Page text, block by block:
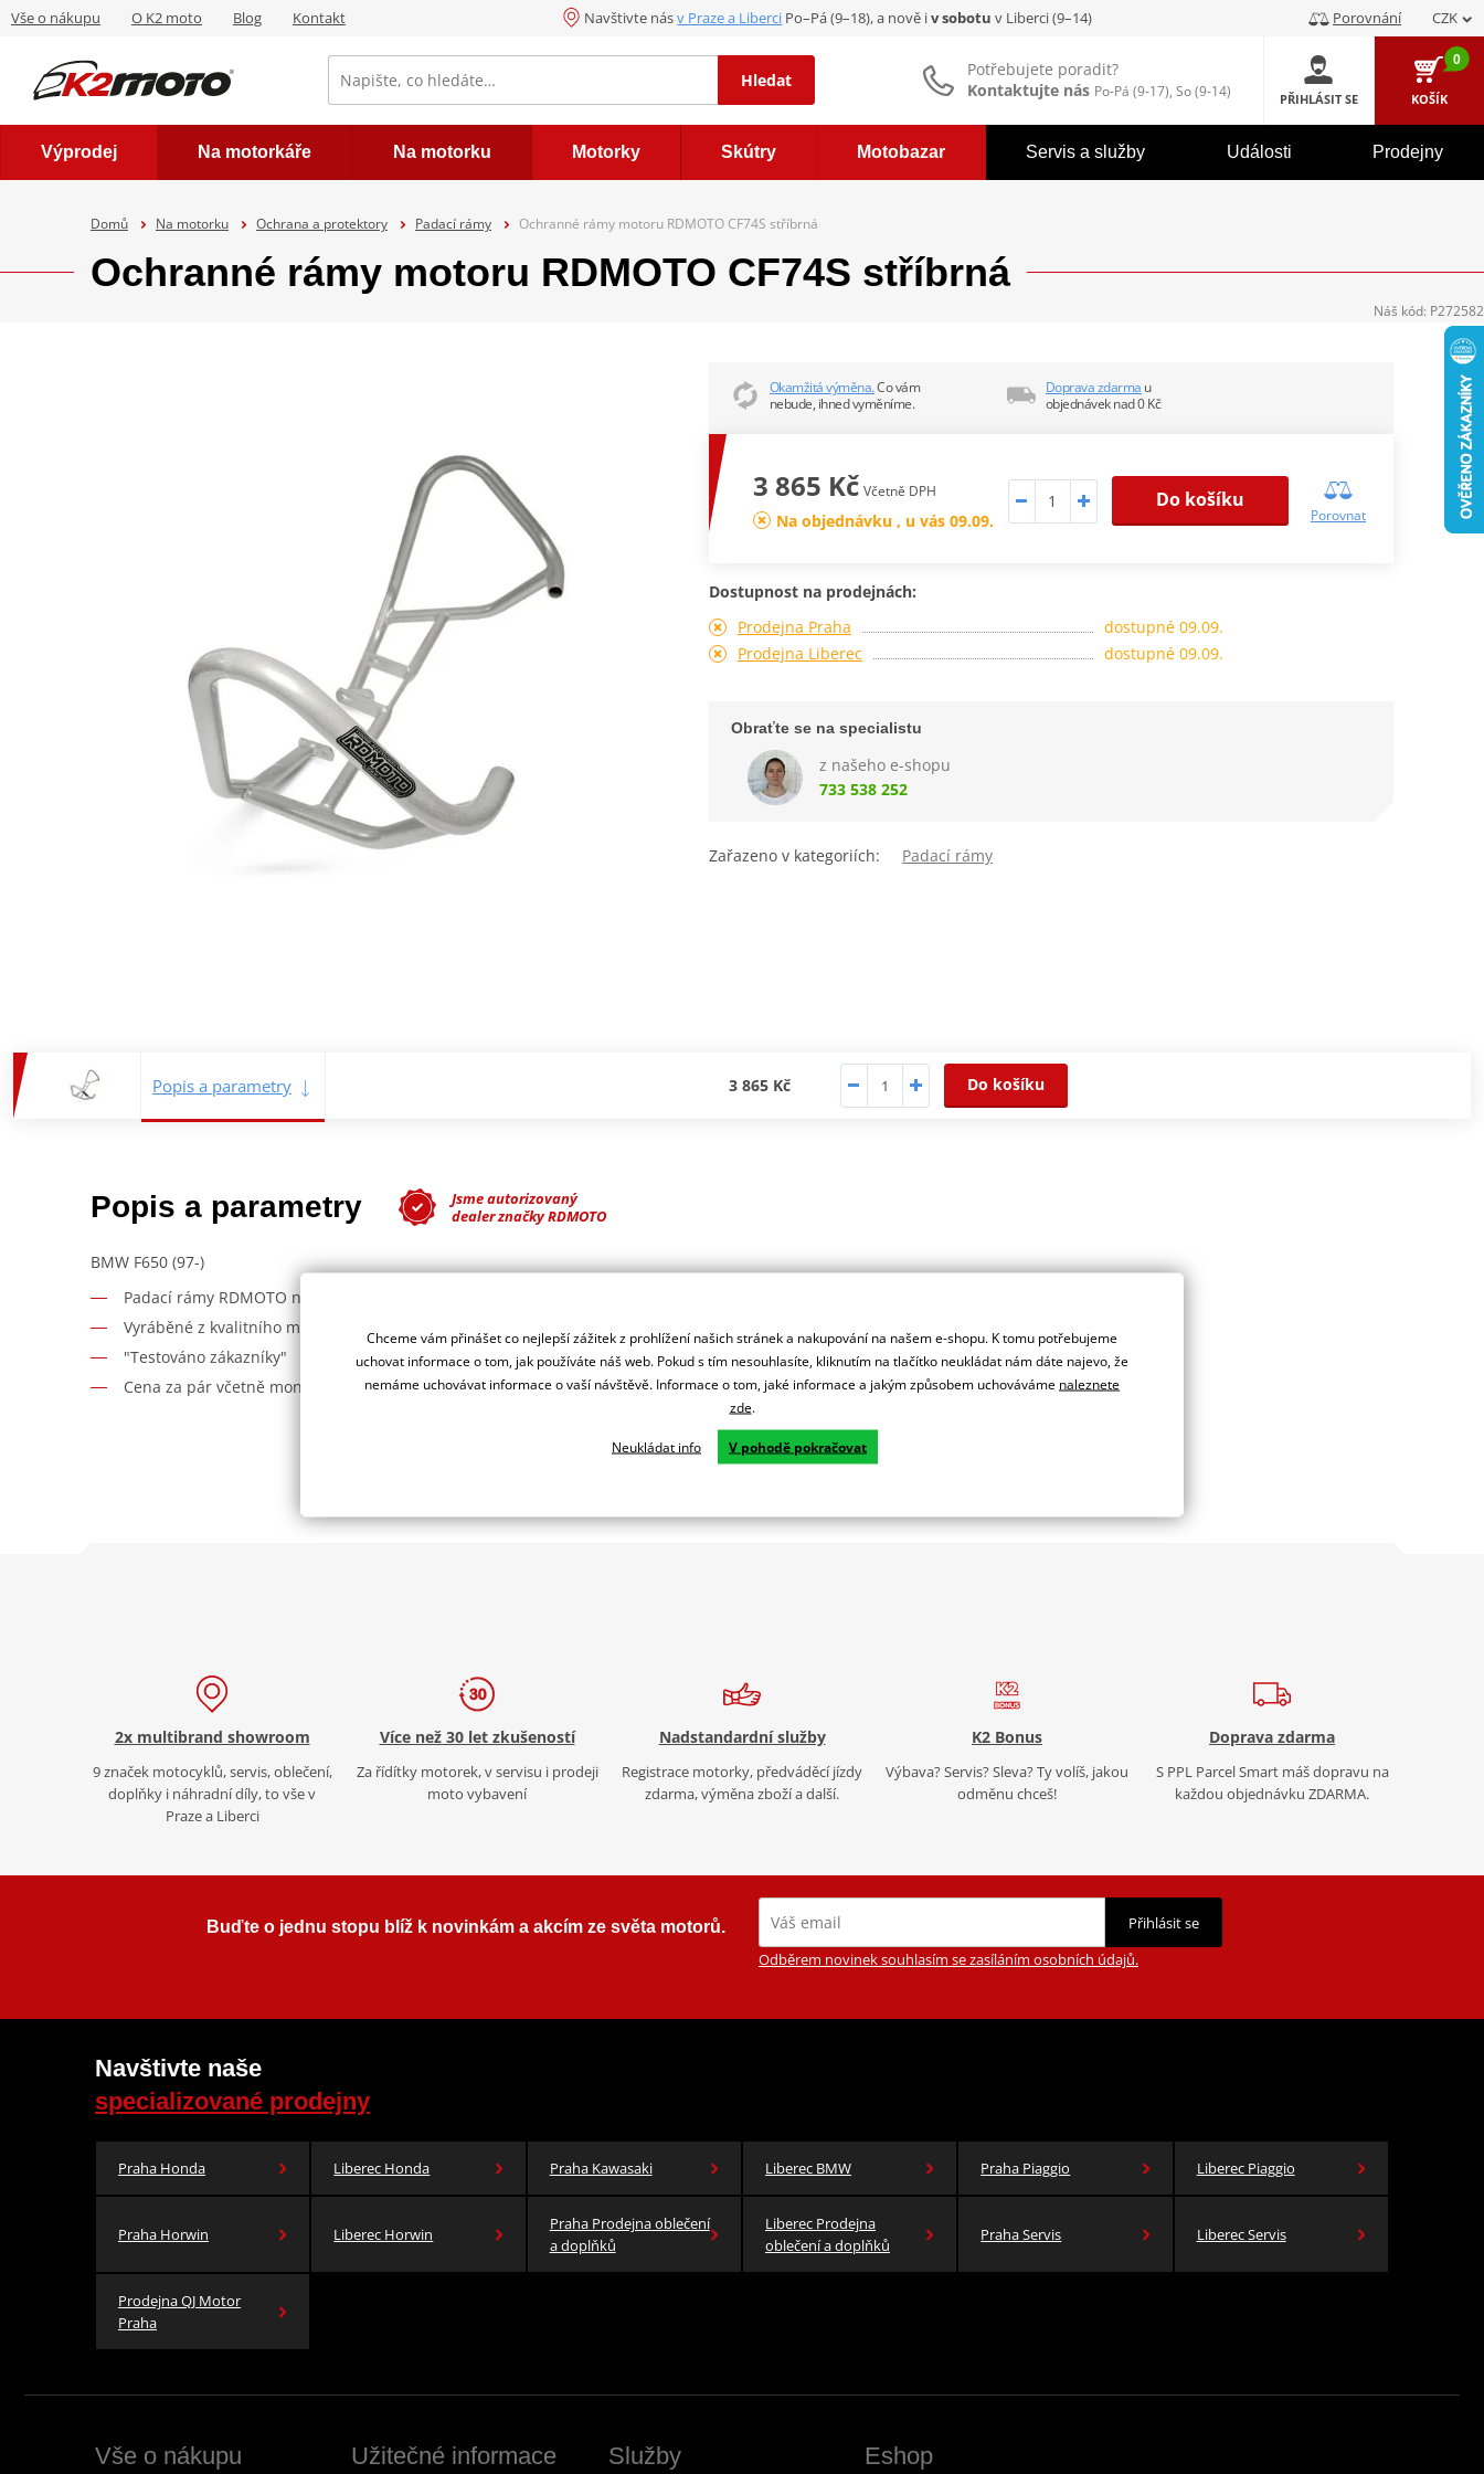
Vše o nákupu O K2 moto Blog Kontakt Navštivte násv Praze a Liberci Po–Pá (9–18), a nově iv sobotu v Liberci (9–14) Porovnání CZK
Hledat
Potřebujete poradit?
Kontaktujte nás Po-Pá (9-17), So (9-14) PŘIHLÁSIT SE
0
KOŠÍK
Výprodej Na motorkáře Na motorku Motorky Skútry Motobazar Servis a služby Události Prodejny
Domů Na motorku Ochrana a protektory Padací rámy Ochranné rámy motoru RDMOTO CF74S stříbrná
Ochranné rámy motoru RDMOTO CF74S stříbrná
Okamžitá výměna.Co vám
nebude, ihned vyměníme.
Doprava zdarma u
objednávek nad 0 Kč
3 865 Kč Včetně DPH
Na objednávku , u vás 09.09.
Do košíku
Porovnat
Dostupnost na prodejnách:
Prodejna Praha
dostupné 09.09.
Prodejna Liberec
dostupné 09.09.
Obraťte se na specialistu
z našeho e-shopu
733 538 252
Zařazeno v kategoriích: Padací rámy
Popis a parametry 3 865 Kč Do košíku
Popis a parametry
Jsme autorizovaný
dealer značky RDMOTO
BMW F650 (97-)
Padací rámy RDMOTO nabízí maximální ochranu Vašeho motocyklu.
Vyráběné z kvalitního materiálu.
"Testováno zákazníky"
Cena za pár včetně montážní sady.
Náš kód: P272582
2x multibrand showroom
9 značek motocyklů, servis, oblečení,
doplňky i náhradní díly, to vše v
Praze a Liberci
Více než 30 let zkušeností
Za řídítky motorek, v servisu i prodeji
moto vybavení
Nadstandardní služby
Registrace motorky, předváděcí jízdy
zdarma, výměna zboží a další.
K2 Bonus
Výbava? Servis? Sleva? Ty volíš, jakou
odměnu chceš!
Doprava zdarma
S PPL Parcel Smart máš dopravu na
každou objednávku ZDARMA.
Buďte o jednu stopu blíž k novinkám a akcím ze světa motorů.
Přihlásit se
Odběrem novinek souhlasím se zasíláním osobních údajů.
Navštivte naše
specializované prodejny
Praha Honda Liberec Honda Praha Kawasaki Liberec BMW Praha Piaggio Liberec Piaggio
Praha Horwin Liberec Horwin
Praha Prodejna oblečení
a doplňků
Liberec Prodejna
oblečení a doplňků
Praha Servis Liberec Servis
Prodejna QJ Motor
Praha
Vše o nákupu Užitečné informace Služby Eshop
Chceme vám přinášet co nejlepší zážitek z prohlížení našich stránek a nakupování na našem e-shopu. K tomu potřebujeme
uchovat informace o tom, jak používáte náš web. Pokud s tím nesouhlasíte, kliknutím na tlačítko neukládat nám dáte najevo, že
nemáme uchovávat informace o vaší návštěvě. Informace o tom, jaké informace a jakým způsobem uchováváme naleznete
zde.
Neukládat info V pohodě pokračovat